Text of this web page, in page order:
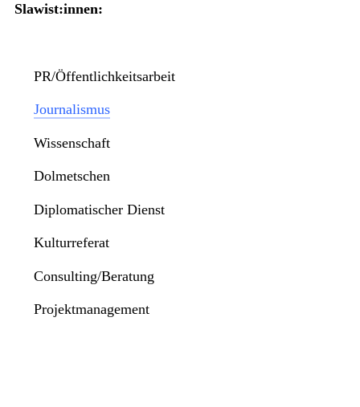
Slawist:innen:
PR/Öffentlichkeitsarbeit
Journalismus
Wissenschaft
Dolmetschen
Diplomatischer Dienst
Kulturreferat
Consulting/Beratung
Projektmanagement